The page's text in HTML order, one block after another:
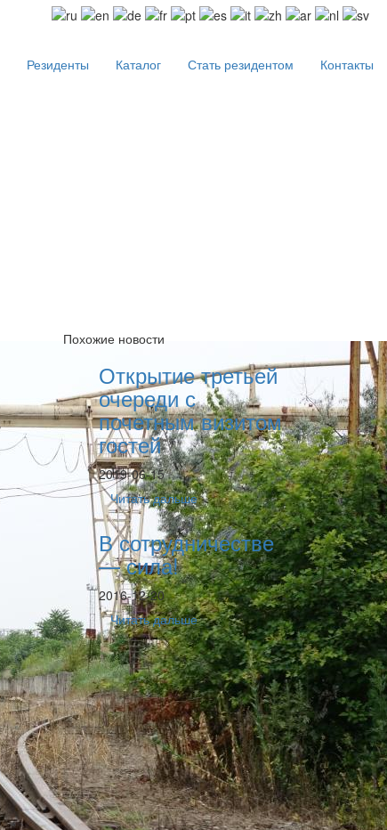
Резиденты Каталог Стать резидентом
Контакты
Похожие новости
Открытие третьей
очереди с
почетным визитом
гостей
2019-06-15
Читать дальше
В сотрудничестве
— сила!
2016-12-20
Читать дальше